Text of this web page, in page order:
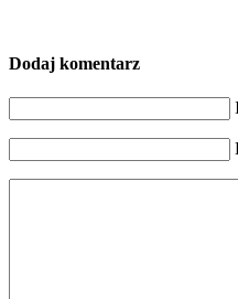
Dodaj komentarz